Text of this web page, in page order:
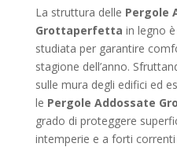
La struttura delle Pergole
Grottaperfetta in legno
studiata per garantire
stagione dell’anno.
sulle mura degli edifici ed
le Pergole Addossate
grado di proteggere
intemperie e a forti